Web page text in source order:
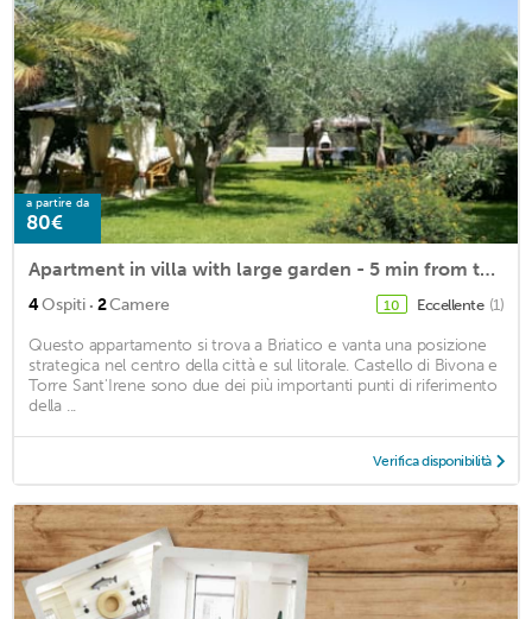
a partire da
80€
Apartment in villa with large garden - 5 min from the sea -15 from Tropea
4Ospiti · 2Camere 10 Eccellente (1)
Questo appartamento si trova a Briatico e vanta una posizione
strategica nel centro della città e sul litorale. Castello di Bivona e
Torre Sant'Irene sono due dei più importanti punti di riferimento
della ...
Verifica disponibilità